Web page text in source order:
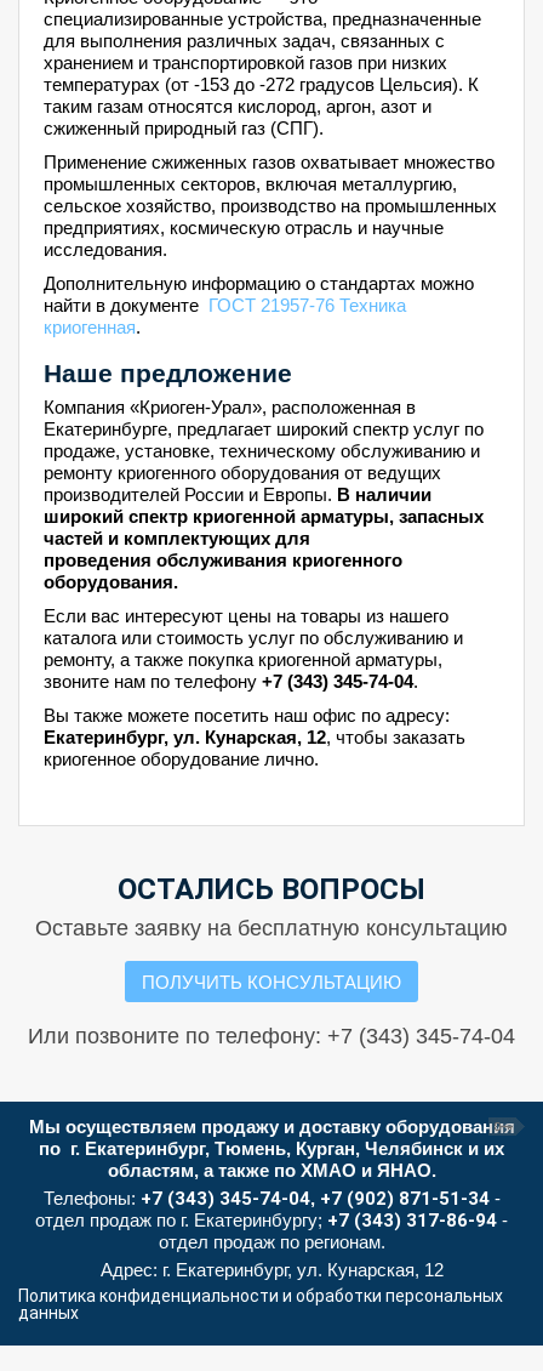
специализированные устройства, предназначенные
для выполнения различных задач, связанных с
хранением и транспортировкой газов при низких
температурах (от -153 до -272 градусов Цельсия). К
таким газам относятся кислород, аргон, азот и
сжиженный природный газ (СПГ).
Применение сжиженных газов охватывает множество
промышленных секторов, включая металлургию,
сельское хозяйство, производство на промышленных
предприятиях, космическую отрасль и научные
исследования.
Дополнительную информацию о стандартах можно
найти в документе ГОСТ 21957-76 Техника
криогенная.
Наше предложение
Компания «Криоген-Урал», расположенная в
Екатеринбурге, предлагает широкий спектр услуг по
продаже, установке, техническому обслуживанию и
ремонту криогенного оборудования от ведущих
производителей России и Европы. В наличии
широкий спектр криогенной арматуры, запасных
частей и комплектующих для
проведения обслуживания криогенного
оборудования.
Если вас интересуют цены на товары из нашего
каталога или стоимость услуг по обслуживанию и
ремонту, а также покупка криогенной арматуры,
звоните нам по телефону +7 (343) 345-74-04.
Вы также можете посетить наш офис по адресу:
Екатеринбург, ул. Кунарская, 12, чтобы заказать
криогенное оборудование лично.
ОСТАЛИСЬ ВОПРОСЫ
Оставьте заявку на бесплатную консультацию
ПОЛУЧИТЬ КОНСУЛЬТАЦИЮ
Или позвоните по телефону: +7 (343) 345-74-04
Мы осуществляем продажу и доставку оборудования
по г. Екатеринбург, Тюмень, Курган, Челябинск и их
областям, а также по ХМАО и ЯНАО.
Телефоны: +7 (343) 345-74-04, +7 (902) 871-51-34-
отдел продаж по г. Екатеринбургу; +7 (343) 317-86-94 -
отдел продаж по регионам.
Адрес: г. Екатеринбург, ул. Кунарская, 12
Политика конфиденциальности и обработки персональных
данных